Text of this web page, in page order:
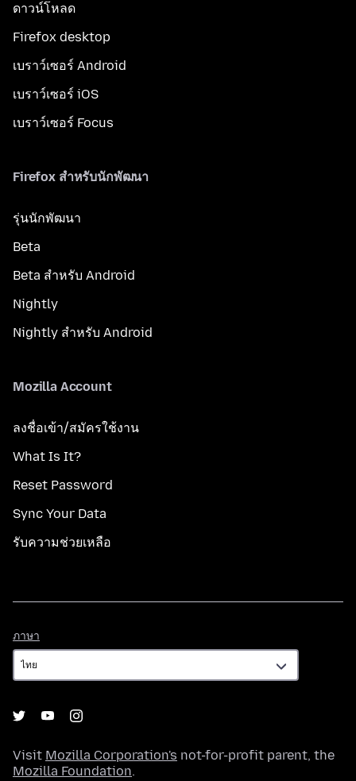
ดาวน์โหลด
Firefox desktop
เบราว์เซอร์ Android
เบราว์เซอร์ iOS
เบราว์เซอร์ Focus
Firefox สำหรับนักพัฒนา
รุ่นนักพัฒนา
Beta
Beta สำหรับ Android
Nightly
Nightly สำหรับ Android
Mozilla Account
ลงชื่อเข้า/สมัครใช้งาน
What Is It?
Reset Password
Sync Your Data
รับความช่วยเหลือ
ภาษา
Visit Mozilla Corporation's not-for-profit parent, the
Mozilla Foundation.